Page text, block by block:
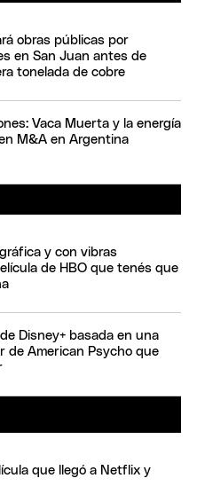
obras públicas por
en San Juan antes de
tonelada de cobre
Vaca Muerta y la energía
M&A en Argentina
y con vibras
de HBO que tenés que
Disney+ basada en una
de American Psycho que
que llegó a Netflix y